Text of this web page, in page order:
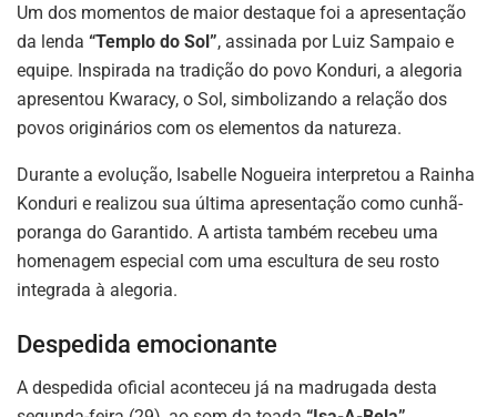
Um dos momentos de maior destaque foi a apresentação
da lenda “Templo do Sol”, assinada por Luiz Sampaio e
equipe. Inspirada na tradição do povo Konduri, a alegoria
apresentou Kwaracy, o Sol, simbolizando a relação dos
povos originários com os elementos da natureza.
Durante a evolução, Isabelle Nogueira interpretou a Rainha
Konduri e realizou sua última apresentação como cunhã-
poranga do Garantido. A artista também recebeu uma
homenagem especial com uma escultura de seu rosto
integrada à alegoria.
Despedida emocionante
A despedida oficial aconteceu já na madrugada desta